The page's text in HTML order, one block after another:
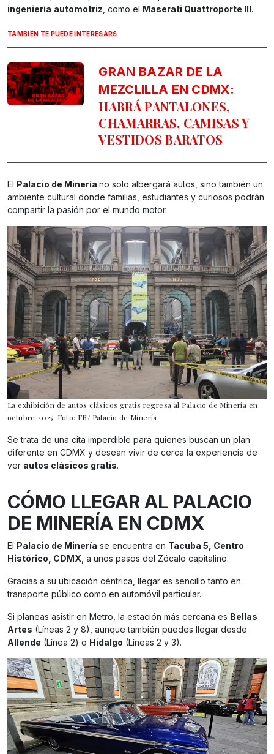
ingeniería automotriz , como el Maserati Quattroporte III.
TAMBIÉN TE PUEDE INTERESARS
GRAN BAZAR DE LA
MEZCLILLA EN CDMX:
HABRÁ PANTALONES,
CHAMARRAS, CAMISAS Y
VESTIDOS BARATOS
El Palacio de Minería no solo albergará autos, sino también un
ambiente cultural donde familias, estudiantes y curiosos podrán
compartir la pasión por el mundo motor.
La exhibición de autos clásicos gratis regresa al Palacio de Minería en
octubre 2025. Foto: FB/ Palacio de Minería
Se trata de una cita imperdible para quienes buscan un plan
diferente en CDMX y desean vivir de cerca la experiencia de
ver autos clásicos gratis.
CÓMO LLEGAR AL PALACIO
DE MINERÍA EN CDMX
El Palacio de Minería se encuentra en Tacuba 5, Centro
Histórico, CDMX , a unos pasos del Zócalo capitalino.
Gracias a su ubicación céntrica, llegar es sencillo tanto en
transporte público como en automóvil particular.
Si planeas asistir en Metro, la estación más cercana es Bellas
Artes (Líneas 2 y 8), aunque también puedes llegar desde
Allende (Línea 2) o Hidalgo (Líneas 2 y 3).